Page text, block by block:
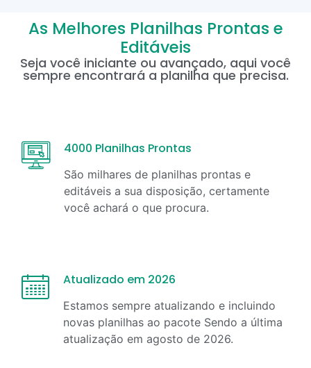
As Melhores Planilhas Prontas e
Editáveis
Seja você iniciante ou avançado, aqui você
sempre encontrará a planilha que precisa.
4000 Planilhas Prontas
São milhares de planilhas prontas e
editáveis a sua disposição, certamente
você achará o que procura.
Atualizado em 2026
Estamos sempre atualizando e incluindo
novas planilhas ao pacote Sendo a última
atualização em agosto de 2026.